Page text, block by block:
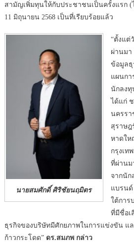
สามัญเพิ่มทุนให้กับประชาชนเป็นครั้งแรก (
11 มิถุนายน 2568 เป็นที่เรียบร้อยแล้ว
นายสมศักดิ์ ศิริชัยนฤมิตร
“ตั้งแต่
ผ่านมา
ข้อมูลธุ
แผนกา
นักลงทุ
ได้แก่
นครรา
สุราษฎ
หาดให
กรุงเท
ที่ผ่านม
จากนัก
แบรนด์
ใต้การ
ที่มีชื่อเ
ธุรกิจของบริษัทมีศักยภาพในการแข่งขัน แล
ก้าวกระโดด”ดร.สมภพ กล่าว